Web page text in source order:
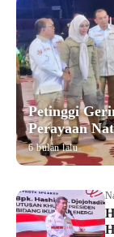
Petinggi
Perayaan
6 bulan lalu